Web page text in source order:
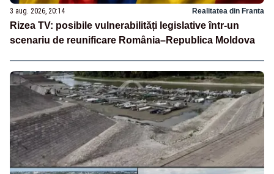
3 aug. 2026, 20:14 Realitatea din Franta
Rizea TV: posibile vulnerabilități legislative într-un
scenariu de reunificare România–Republica Moldova